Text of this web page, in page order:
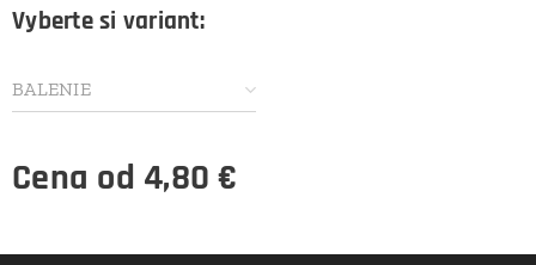
Vyberte si variant:
BALENIE
Cena od 4,80 €